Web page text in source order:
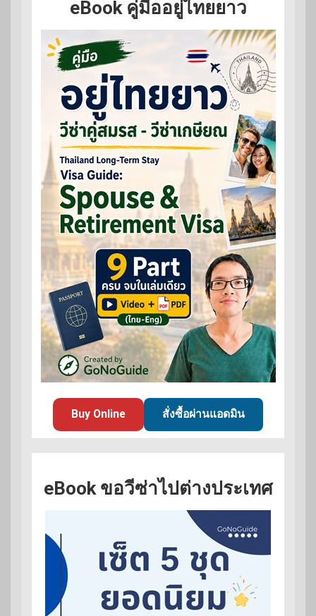
eBook คู่มืออยู่ไทยยาว
Buy Online สั่งซื้อผ่านแอดมิน
eBook ขอวีซ่าไปต่างประเทศ